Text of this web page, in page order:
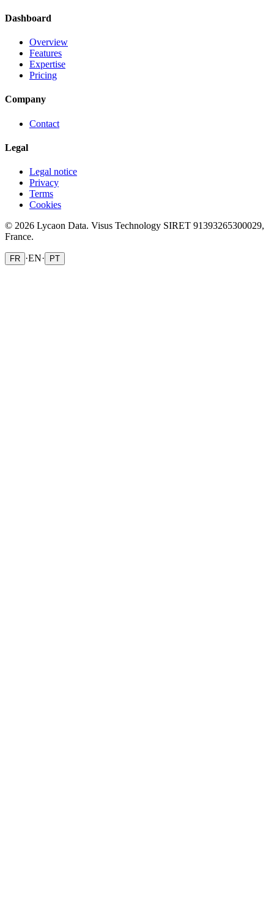
Dashboard
Overview
Features
Expertise
Pricing
Company
Contact
Legal
Legal notice
Privacy
Terms
Cookies
© 2026 Lycaon Data. Visus Technology SIRET 91393265300029,
France.
FR ·EN· PT